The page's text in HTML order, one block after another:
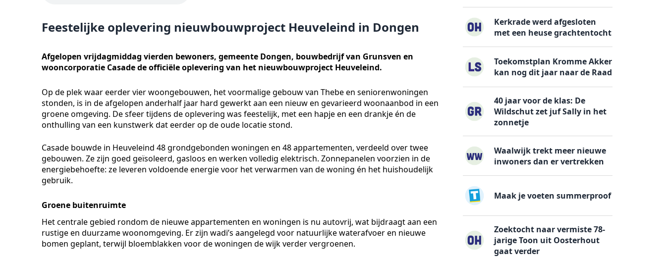
Feestelijke oplevering nieuwbouwproject Heuveleind in Dongen
Afgelopen vrijdagmiddag vierden bewoners, gemeente Dongen, bouwbedrijf van Grunsven en
wooncorporatie Casade de officiële oplevering van het nieuwbouwproject Heuveleind.
Op de plek waar eerder vier woongebouwen, het voormalige gebouw van Thebe en seniorenwoningen
stonden, is in de afgelopen anderhalf jaar hard gewerkt aan een nieuw en gevarieerd woonaanbod in een
groene omgeving. De sfeer tijdens de oplevering was feestelijk, met een hapje en een drankje én de
onthulling van een kunstwerk dat eerder op de oude locatie stond.
Casade bouwde in Heuveleind 48 grondgebonden woningen en 48 appartementen, verdeeld over twee
gebouwen. Ze zijn goed geïsoleerd, gasloos en werken volledig elektrisch. Zonnepanelen voorzien in de
energiebehoefte: ze leveren voldoende energie voor het verwarmen van de woning én het huishoudelijk
gebruik.
Groene buitenruimte
Het centrale gebied rondom de nieuwe appartementen en woningen is nu autovrij, wat bijdraagt aan een
rustige en duurzame woonomgeving. Er zijn wadi’s aangelegd voor natuurlijke waterafvoer en nieuwe
bomen geplant, terwijl bloemblakken voor de woningen de wijk verder vergroenen.
Kerkrade werd afgesloten
met een heuse grachtentocht
Toekomstplan Kromme Akker
kan nog dit jaar naar de Raad
40 jaar voor de klas: De
Wildschut zet juf Sally in het
zonnetje
Waalwijk trekt meer nieuwe
inwoners dan er vertrekken
Maak je voeten summerproof
Zoektocht naar vermiste 78-
jarige Toon uit Oosterhout
gaat verder